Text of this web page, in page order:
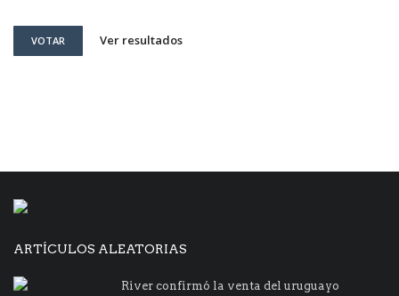
VOTAR Ver resultados
ARTÍCULOS ALEATORIAS
River confirmó la venta del uruguayo